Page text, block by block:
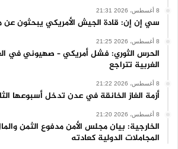
8 أغسطس، 2026 21:31
سي إن إن: قادة الجيش الأمريكي يبحثون عن
8 أغسطس، 2026 21:25
الحرس الثوري: فشل أمريكي – صهيوني في
الغربية تتراجع
8 أغسطس، 2026 21:22
أزمة الغاز الخانقة في عدن تدخل أسبوعها
8 أغسطس، 2026 21:20
الخارجية: بيان مجلس الأمن مدفوع الثمن
المجاملات الدولية كعادته